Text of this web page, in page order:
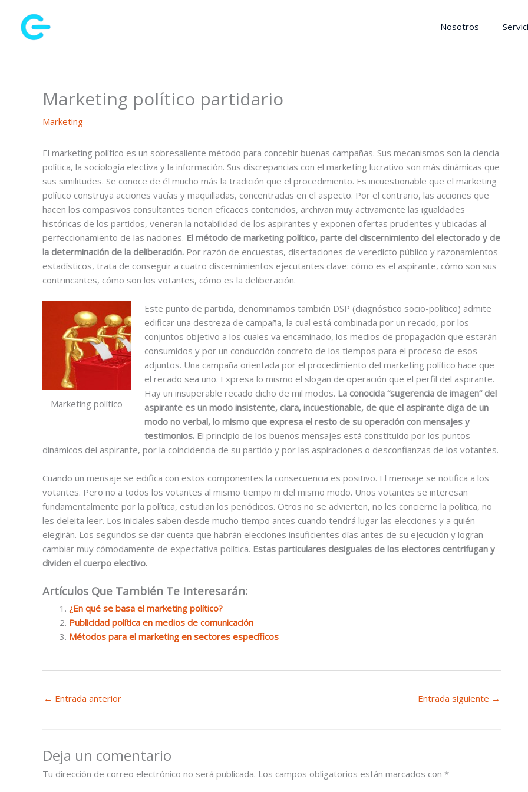
contenido
Nosotros
Marketing político partidario
Marketing
El marketing político es un sobresaliente método para concebir buenas campañas. Sus mecanismos son la ciencia
política, la sociología electiva y la información. Sus discrepancias con el marketing lucrativo son más dinámicas que
sus similitudes. Se conoce de él mucho más la tradición que el procedimiento. Es incuestionable que el marketing
político construya acciones vacías y maquilladas, concentradas en el aspecto. Por el contrario, las acciones que
hacen los compasivos consultantes tienen eficaces contenidos, archivan muy activamente las igualdades
históricas de los partidos, veneran la notabilidad de los aspirantes y exponen ofertas prudentes y ubicadas al
perfeccionamiento de las naciones. El método de marketing político, parte del discernimiento del electorado y de
la determinación de la deliberación. Por razón de encuestas, disertaciones de veredicto público y razonamientos
estadísticos, trata de conseguir a cuatro discernimientos ejecutantes clave: cómo es el aspirante, cómo son sus
contrincantes, cómo son los votantes, cómo es la deliberación.
Marketing político
Este punto de partida, denominamos también DSP (diagnóstico socio-político) admite
edificar una destreza de campaña, la cual está combinada por un recado, por los
conjuntos objetivo a los cuales va encaminado, los medios de propagación que estarán
consumidos y por un conducción concreto de los tiempos para el proceso de esos
adjuntos. Una campaña orientada por el procedimiento del marketing político hace que
el recado sea uno. Expresa lo mismo el slogan de operación que el perfil del aspirante.
Hay un insuperable recado dicho de mil modos. La conocida “sugerencia de imagen” del
aspirante es un modo insistente, clara, incuestionable, de que el aspirante diga de un
modo no verbal, lo mismo que expresa el resto de su operación con mensajes y
testimonios.El principio de los buenos mensajes está constituido por los puntos
dinámicos del aspirante, por la coincidencia de su partido y por las aspiraciones o desconfianzas de los votantes.
Cuando un mensaje se edifica con estos componentes la consecuencia es positivo. El mensaje se notifica a los
votantes. Pero no a todos los votantes al mismo tiempo ni del mismo modo. Unos votantes se interesan
fundamentalmente por la política, estudian los periódicos. Otros no se advierten, no les concierne la política, no
les deleita leer. Los iniciales saben desde mucho tiempo antes cuando tendrá lugar las elecciones y a quién
elegirán. Los segundos se dar cuenta que habrán elecciones insuficientes días antes de su ejecución y logran
cambiar muy cómodamente de expectativa política. Estas particulares desiguales de los electores centrifugan y
dividen el cuerpo electivo.
Artículos Que También Te Interesarán:
¿En qué se basa el marketing político?
Publicidad política en medios de comunicación
Métodos para el marketing en sectores específicos
← Entrada anterior Entrada siguiente →
Deja un comentario
Tu dirección de correo electrónico no será publicada. Los campos obligatorios están marcados con *